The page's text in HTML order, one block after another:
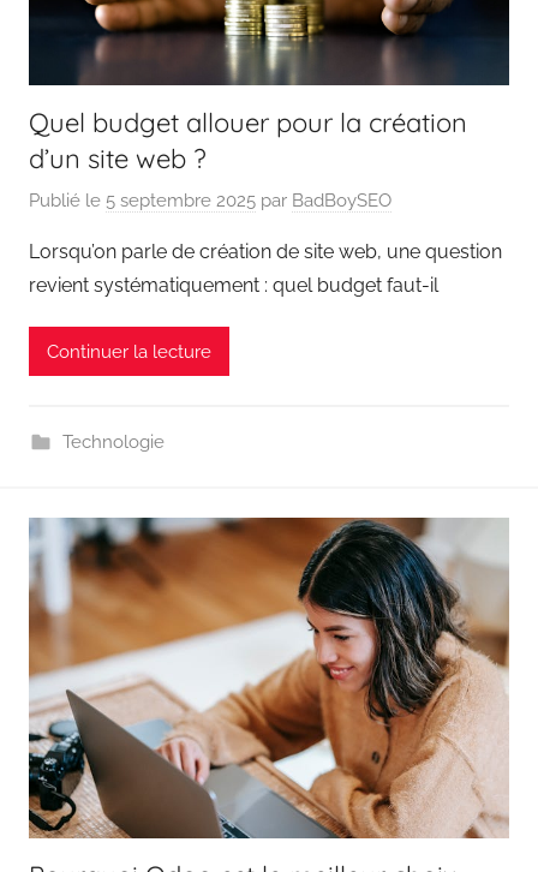
Quel budget allouer pour la création
d’un site web ?
Publié le 5 septembre 2025 par BadBoySEO
Lorsqu’on parle de création de site web, une question
revient systématiquement : quel budget faut-il
Continuer la lecture
Technologie